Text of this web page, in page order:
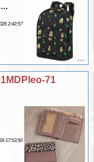
2:42:57
71
17:53:50